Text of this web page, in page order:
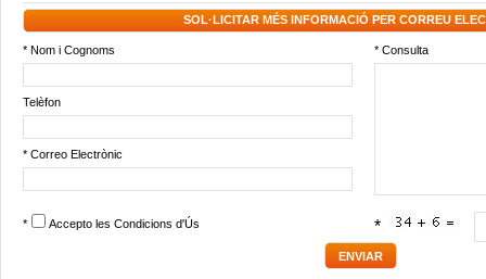
SOL·LICITAR MÉS INFORMACIÓ PER CORREU
* Nom i Cognoms * Consulta
Telèfon
* Correo Electrònic
* Accepto les Condicions d'Ús *